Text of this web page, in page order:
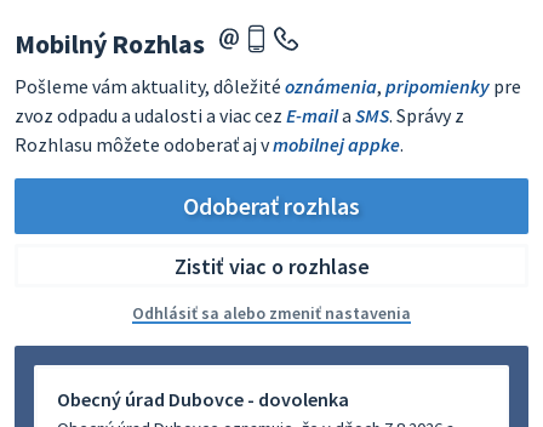
Mobilný Rozhlas
Pošleme vám aktuality, dôležité oznámenia, pripomienky pre
zvoz odpadu a udalosti a viac cez E-maila SMS. Správy z
Rozhlasu môžete odoberať aj vmobilnej appke.
Odoberať rozhlas
Zistiť viac o rozhlase
Odhlásiť sa alebo zmeniť nastavenia
Obecný úrad Dubovce - dovolenka